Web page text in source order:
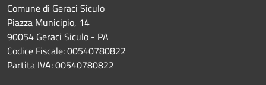
Comune di Geraci Siculo
Piazza Municipio, 14
90054 Geraci Siculo - PA
Codice Fiscale: 00540780822
Partita IVA: 00540780822